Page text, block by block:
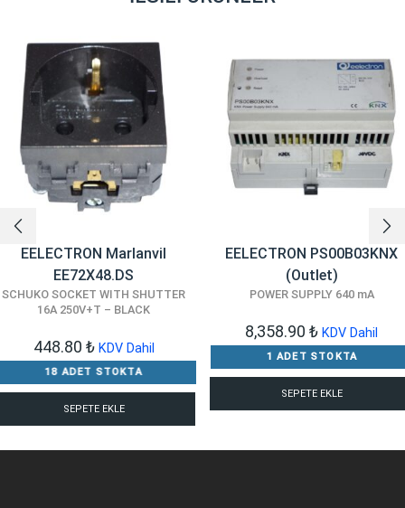
EELECTRON Marlanvil
EE72X48.DS
SCHUKO SOCKET WITH SHUTTER
16A 250V+T – BLACK
448.80 ₺ KDV Dahil
18 ADET STOKTA
SEPETE EKLE
EELECTRON PS00B03KNX
(Outlet)
POWER SUPPLY 640 mA
8,358.90 ₺ KDV Dahil
1 ADET STOKTA
SEPETE EKLE